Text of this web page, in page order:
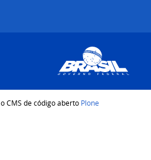
CMS de código aberto Plone